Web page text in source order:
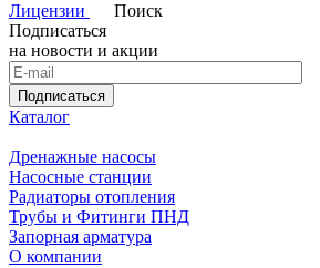
Лицензии
Поиск
Подписаться
на новости и акции
Подписаться
Каталог
Дренажные насосы
Насосные станции
Радиаторы отопления
Трубы и Фитинги ПНД
Запорная арматура
О компании